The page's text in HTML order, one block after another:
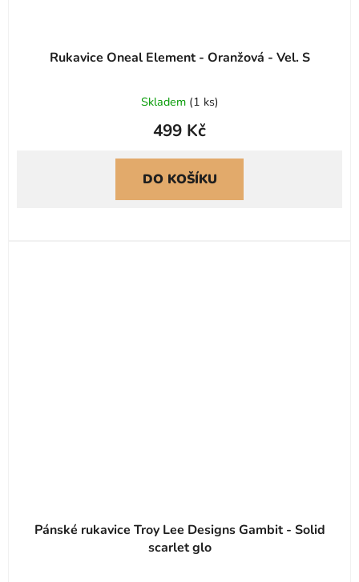
Rukavice Oneal Element - Oranžová - Vel. S
Skladem (1 ks)
499 Kč
DO KOŠÍKU
Pánské rukavice Troy Lee Designs Gambit - Solid
scarlet glo